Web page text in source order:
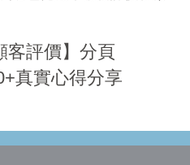
客評價】分頁
真實心得分享